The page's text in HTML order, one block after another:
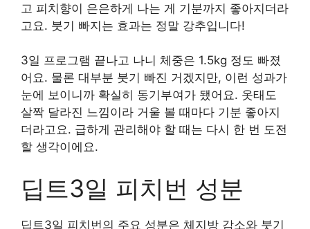
고 피치향이 은은하게 나는 게 기분까지 좋아지더라
고요. 붓기 빠지는 효과는 정말 강추입니다!
3일 프로그램 끝나고 나니 체중은 1.5kg 정도 빠졌
어요. 물론 대부분 붓기 빠진 거겠지만, 이런 성과가
눈에 보이니까 확실히 동기부여가 됐어요. 옷태도
살짝 달라진 느낌이라 거울 볼 때마다 기분 좋아지
더라고요. 급하게 관리해야 할 때는 다시 한 번 도전
할 생각이에요.
딥트3일 피치번 성분
딥트3일 피치번의 주요 성분은 체지방 감소와 붓기